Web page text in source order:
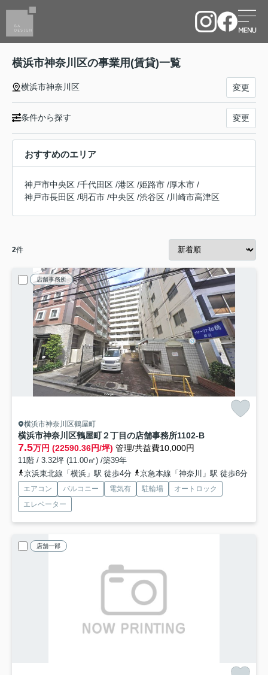
横浜市神奈川区の事業用(賃貸)一覧
横浜市神奈川区 変更
条件から探す 変更
おすすめのエリア
神戸市中央区 /千代田区 /港区 /姫路市 /厚木市 /
神戸市長田区 /明石市 /中央区 /渋谷区 /川崎市高津区
2件
店舗事務所
横浜市神奈川区鶴屋町
横浜市神奈川区鶴屋町２丁目の店舗事務所1102-B
7.5万円 (22590.36円/坪) 管理/共益費10,000円
11階 / 3.32坪 (11.00㎡) /築39年
京浜東北線「横浜」駅 徒歩4分
京急本線「神奈川」駅 徒歩8分
エアコン バルコニー 電気有 駐輪場
オートロック
エレベーター
店舗一部